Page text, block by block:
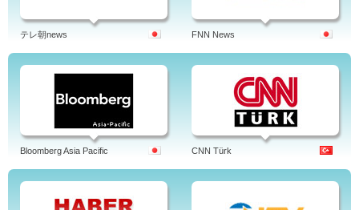
テレ朝news FNN News
Bloomberg Asia Pacific CNN Türk